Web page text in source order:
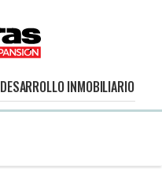
DESARROLLO INMOBILIARIO